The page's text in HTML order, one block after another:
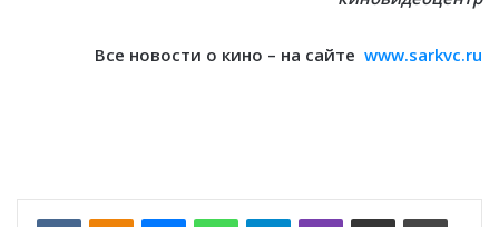
Все новости о кино – на сайте www.sarkvc.ru
VKontakte WhatsApp Telegram